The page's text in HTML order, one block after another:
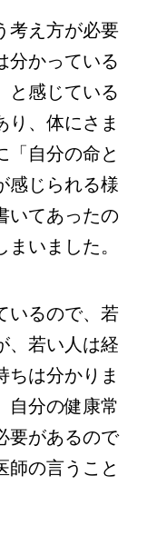
考え方が必要
かっている
と感じている
り、体にさま
「自分の命と
感じられる様
いてあったの
いました。
いるので、若
、若い人は経
ちは分かりま
自分の健康常
要があるので
師の言うこと